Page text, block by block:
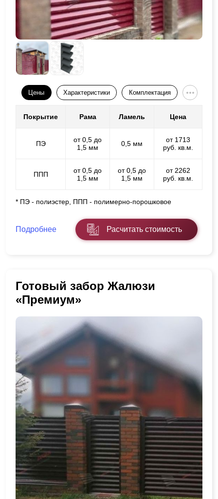
Цены Характеристики Комплектация
Покрытие Рама Ламель Цена
ПЭ
от 0,5 до
1,5 мм
0,5 мм
от 1713
руб. кв.м.
ППП
от 0,5 до
1,5 мм
от 0,5 до
1,5 мм
от 2262
руб. кв.м.
* ПЭ - полиэстер, ППП - полимерно-порошковое
Подробнее Расчитать стоимость
Готовый забор Жалюзи
«Премиум»